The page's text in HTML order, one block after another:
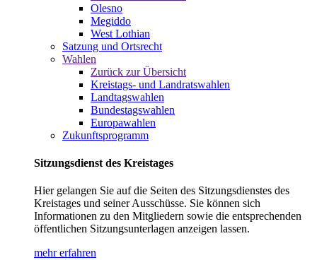
Olesno
Megiddo
West Lothian
Satzung und Ortsrecht
Wahlen
Zurück zur Übersicht
Kreistags- und Landratswahlen
Landtagswahlen
Bundestagswahlen
Europawahlen
Zukunftsprogramm
Sitzungsdienst des Kreistages
Hier gelangen Sie auf die Seiten des Sitzungsdienstes des
Kreistages und seiner Ausschüsse. Sie können sich
Informationen zu den Mitgliedern sowie die entsprechenden
öffentlichen Sitzungsunterlagen anzeigen lassen.
mehr erfahren